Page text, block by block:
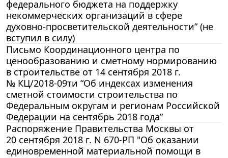
федерального бюджета на поддержку
некоммерческих организаций в сфере
духовно-просветительской деятельности” (не
вступил в силу)
Письмо Координационного центра по
ценообразованию и сметному нормированию
в строительстве от 14 сентября 2018 г.
№ КЦ/2018-09ти “Об индексах изменения
сметной стоимости строительства по
Федеральным округам и регионам Российской
Федерации на сентябрь 2018 года”
Распоряжение Правительства Москвы от
20 сентября 2018 г. N 670-РП "Об оказании
единовременной материальной помощи в